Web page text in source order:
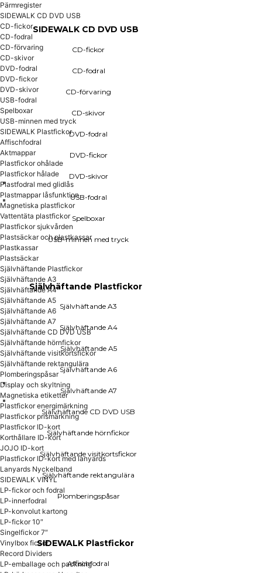
CD-förvaring
CD-skivor
DVD-fodral
DVD-fickor
USB-fodral
Spelboxar
USB-minnen med tryck
Självhäftande Plastfickor
Självhäftande A3
Självhäftande A4
Självhäftande A6
Självhäftande CD DVD USB
Självhäftande hörnfickor
Självhäftande visitkortsfickor
Självhäftande rektangulära
Plomberingspåsar
SIDEWALK Plastfickor
Affischfodral
Plastfickor ohålade
Plastfickor hålade
Plastfodral med glidlås
Plastmappar låsfunktion
Magnetiska plastfickor
Plastfickor sjukvården
SIDEWALK CD DVD USB
CD-fickor
CD-fodral
CD-förvaring
CD-skivor
DVD-fodral
DVD-fickor
DVD-skivor
USB-fodral
Spelboxar
USB-minnen med tryck
Självhäftande Plastfickor
Självhäftande A3
Självhäftande A4
Självhäftande A5
Självhäftande A6
Självhäftande A7
Självhäftande CD DVD USB
Självhäftande hörnfickor
Självhäftande visitkortsfickor
Självhäftande rektangulära
Plomberingspåsar
SIDEWALK Plastfickor
Affischfodral
Pärmregister
SIDEWALK CD DVD USB
CD-fickor
CD-fodral
CD-förvaring
CD-skivor
DVD-fodral
DVD-fickor
DVD-skivor
USB-fodral
Spelboxar
USB-minnen med tryck
SIDEWALK Plastfickor
Affischfodral
Aktmappar
Plastfickor ohålade
Plastfickor hålade
Plastfodral med glidlås
Plastmappar låsfunktion
Magnetiska plastfickor
Vattentäta plastfickor
Plastfickor sjukvården
Plastsäckar och plastkassar
Plastkassar
Plastsäckar
Självhäftande Plastfickor
Självhäftande A3
Självhäftande A4
Självhäftande A5
Självhäftande A6
Självhäftande A7
Självhäftande CD DVD USB
Självhäftande hörnfickor
Självhäftande visitkortsfickor
Självhäftande rektangulära
Plomberingspåsar
Display och skyltning
Magnetiska etiketter
Plastfickor energimärkning
Plastfickor prismärkning
Plastfickor ID-kort
Korthållare ID-kort
JOJO ID-kort
Plastfickor ID-kort med lanyards
Lanyards Nyckelband
SIDEWALK VINYL
LP-fickor och fodral
LP-innerfodral
LP-konvolut kartong
LP-fickor 10″
Singelfickor 7″
Vinylbox fickor
Record Dividers
LP-emballage och packning